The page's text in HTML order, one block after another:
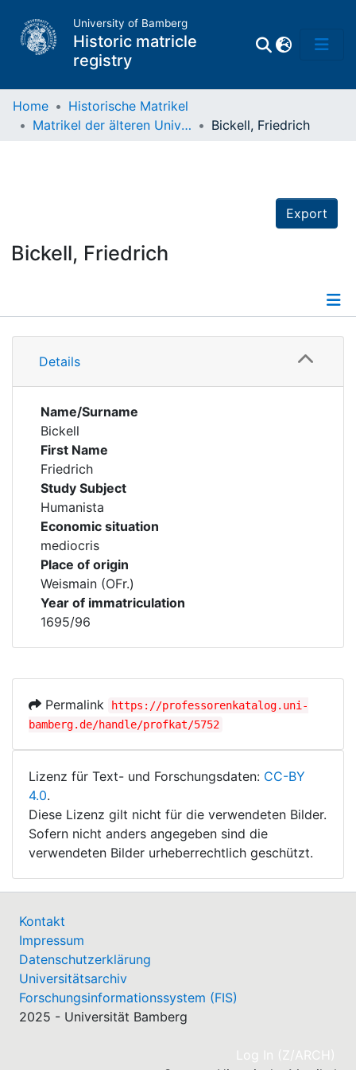
University of Bamberg
Historic matricle
registry
Home
Historische Matrikel
Matrikel der älteren Universität
Bickell, Friedrich
Export
Bickell, Friedrich
Details
Details
Name/Surname
Bickell
First Name
Friedrich
Study Subject
Humanista
Economic situation
mediocris
Place of origin
Weismain (OFr.)
Year of immatriculation
1695/96
Permalink
https://professorenkatalog.uni-
bamberg.de/handle/profkat/5752
Lizenz für Text- und Forschungsdaten: CC-BY
4.0.
Diese Lizenz gilt nicht für die verwendeten Bilder.
Sofern nicht anders angegeben sind die
verwendeten Bilder urheberrechtlich geschützt.
Kontakt
Impressum
Datenschutzerklärung
Universitätsarchiv
Forschungsinformationssystem (FIS)
2025 - Universität Bamberg
Log In (Z/ARCH)